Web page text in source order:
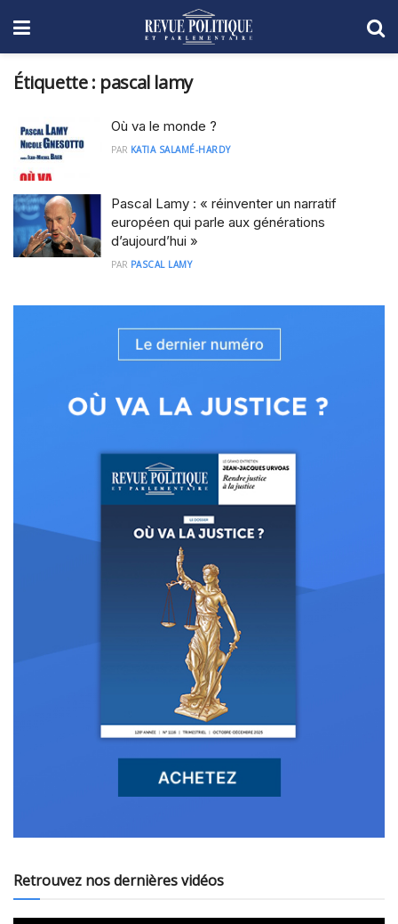
Étiquette : pascal lamy
Où va le monde ?
PAR KATIA SALAMÉ-HARDY
Pascal Lamy : « réinventer un narratif
européen qui parle aux générations
d’aujourd’hui »
PAR PASCAL LAMY
Retrouvez nos dernières vidéos